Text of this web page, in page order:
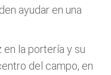
ayudar en una
la portería y su
del campo, en